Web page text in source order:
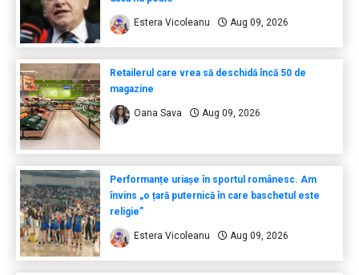
Estera Vicoleanu Aug 09, 2026
Retailerul care vrea să deschidă încă 50 de
magazine
Oana Sava Aug 09, 2026
Performanțe uriașe în sportul românesc. Am
învins „o țară puternică în care baschetul este
religie”
Estera Vicoleanu Aug 09, 2026